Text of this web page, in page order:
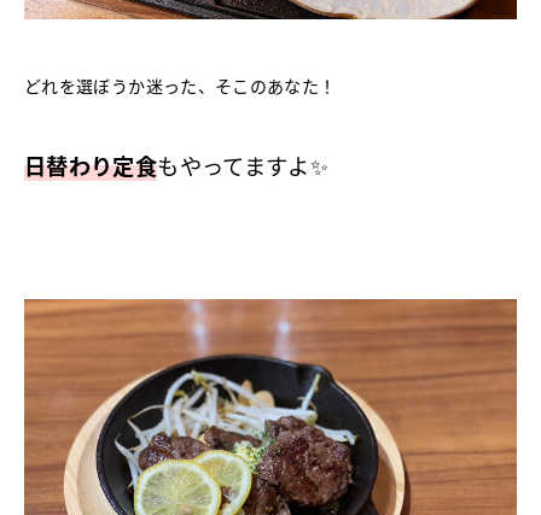
どれを選ぼうか迷った、そこのあなた！
日替わり定食もやってますよ✨